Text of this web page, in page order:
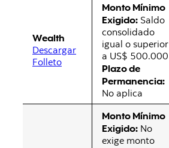
Wealth
Descargar
Folleto
Monto Mínimo
Exigido: Saldo
consolidado
igual o superior
a US$ 500.000
Plazo de
Permanencia:
No aplica
Monto Mínimo
Exigido: No
exige monto